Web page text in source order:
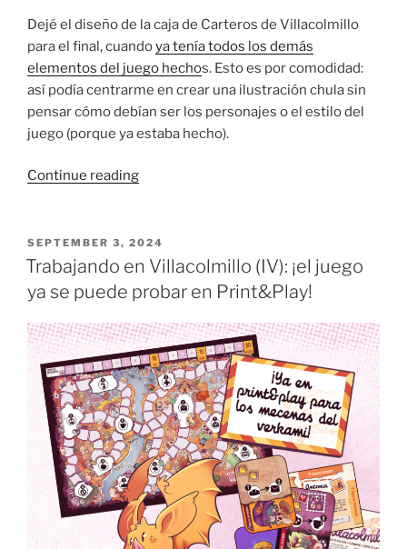
Dejé el diseño de la caja de Carteros de Villacolmillo
para el final, cuandoya tenía todos los demás
elementos del juego hechos. Esto es por comodidad:
así podía centrarme en crear una ilustración chula sin
pensar cómo debían ser los personajes o el estilo del
juego (porque ya estaba hecho).
Continue reading“Diseñando
de
mesa:
de
Carteros
de
Villacolmillo”
POSTED
ON
SEPTEMBER 3, 2024
Trabajando en Villacolmillo (IV): ¡el juego
ya se puede probar en Print&Play!